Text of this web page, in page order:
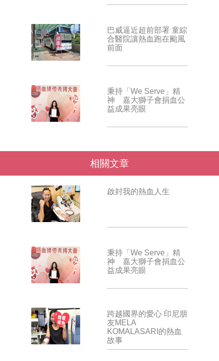
巴威逼近超前部署 童綜
合醫院讓熱血跑在颱風
前面
秉持「We Serve」精
神 嘉大獅子會捐血公
益成果亮眼
相關文章
啟封我的熱血人生
秉持「We Serve」精
神 嘉大獅子會捐血公
益成果亮眼
跨越國界的愛心 印尼朋
友MELA
KOMALASARI的熱血
故事